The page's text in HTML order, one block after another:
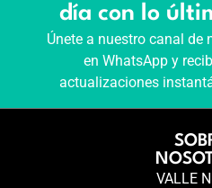
día con lo
Únete a nuestro canal de
en WhatsApp y
actualizaciones
VALLE